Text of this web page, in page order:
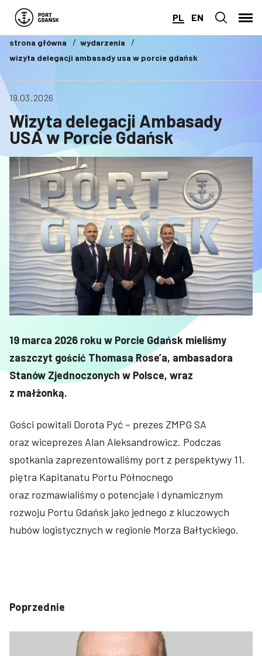
PL EN
strona główna
wydarzenia
wizyta delegacji ambasady usa w porcie gdańsk
19.03.2026
Wizyta delegacji Ambasady
USA w Porcie Gdańsk
19 marca 2026 roku w Porcie Gdańsk mieliśmy
zaszczyt gościć Thomasa Rose’a, ambasadora
Stanów Zjednoczonych w Polsce, wraz
z małżonką.
Gości powitali Dorota Pyć – prezes ZMPG SA
oraz wiceprezes Alan Aleksandrowicz. Podczas
spotkania zaprezentowaliśmy port z perspektywy 11.
piętra Kapitanatu Portu Północnego
oraz rozmawialiśmy o potencjale i dynamicznym
rozwoju Portu Gdańsk jako jednego z kluczowych
hubów logistycznych w regionie Morza Bałtyckiego.
Poprzednie